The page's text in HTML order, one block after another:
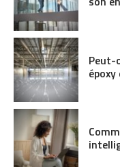
Peut-